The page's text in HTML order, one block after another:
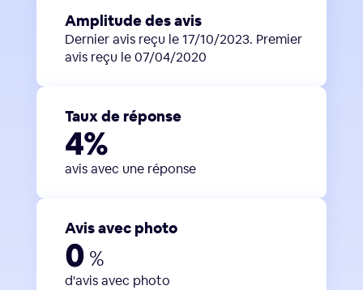
Amplitude des avis
Dernier avis reçu le 17/10/2023. Premier
avis reçu le 07/04/2020
Taux de réponse
4%
avis avec une réponse
Avis avec photo
0 %
d'avis avec photo